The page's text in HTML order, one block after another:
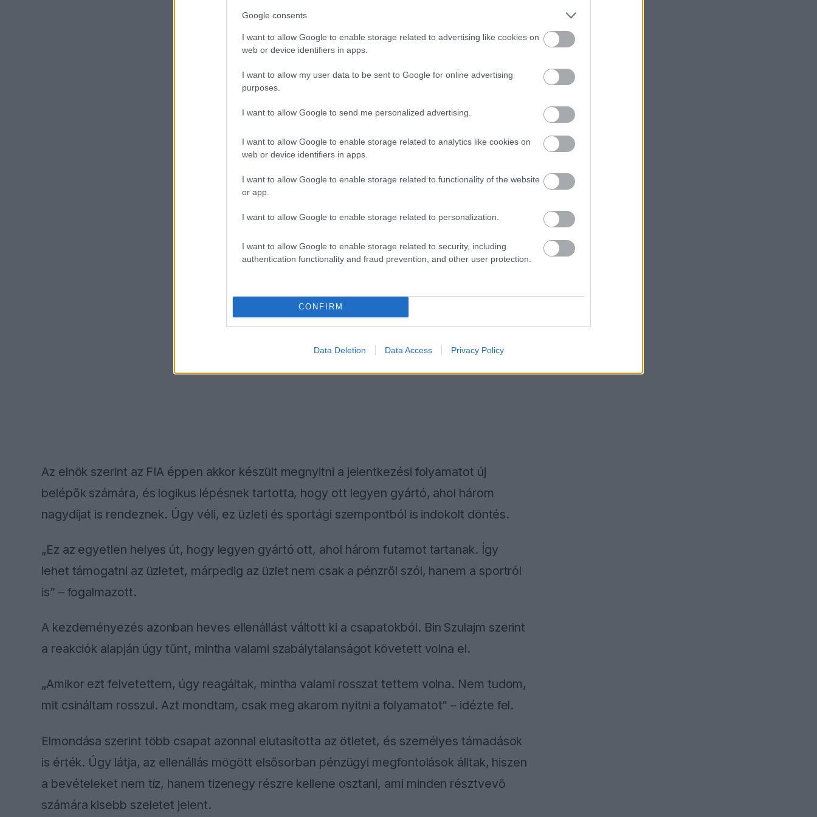
Google consents
I want to allow Google to enable storage related to advertising like cookies on
web or device identifiers in apps.
I want to allow my user data to be sent to Google for online advertising
purposes.
I want to allow Google to send me personalized advertising.
I want to allow Google to enable storage related to analytics like cookies on
web or device identifiers in apps.
I want to allow Google to enable storage related to functionality of the website
or app.
I want to allow Google to enable storage related to personalization.
I want to allow Google to enable storage related to security, including
authentication functionality and fraud prevention, and other user protection.
CONFIRM
Data Deletion Data Access Privacy Policy
Az elnök szerint az FIA éppen akkor készült megnyitni a jelentkezési folyamatot új
belépők számára, és logikus lépésnek tartotta, hogy ott legyen gyártó, ahol három
nagydíjat is rendeznek. Úgy véli, ez üzleti és sportági szempontból is indokolt döntés.
„Ez az egyetlen helyes út, hogy legyen gyártó ott, ahol három futamot tartanak. Így
lehet támogatni az üzletet, márpedig az üzlet nem csak a pénzről szól, hanem a sportról
is” – fogalmazott.
A kezdeményezés azonban heves ellenállást váltott ki a csapatokból. Bin Szulajm szerint
a reakciók alapján úgy tűnt, mintha valami szabálytalanságot követett volna el.
„Amikor ezt felvetettem, úgy reagáltak, mintha valami rosszat tettem volna. Nem tudom,
mit csináltam rosszul. Azt mondtam, csak meg akarom nyitni a folyamatot” – idézte fel.
Elmondása szerint több csapat azonnal elutasította az ötletet, és személyes támadások
is érték. Úgy látja, az ellenállás mögött elsősorban pénzügyi megfontolások álltak, hiszen
a bevételeket nem tíz, hanem tizenegy részre kellene osztani, ami minden résztvevő
számára kisebb szeletet jelent.